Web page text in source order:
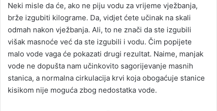
Neki misle da će, ako ne piju vodu za vrijeme vježbanja,
brže izgubiti kilograme. Da, vidjet ćete učinak na skali
odmah nakon vježbanja. Ali, to ne znači da ste izgubili
višak masnoće već da ste izgubili i vodu. Čim popijete
malo vode vaga će pokazati drugi rezultat. Naime, manjak
vode ne dopušta nam učinkovito sagorijevanje masnih
stanica, a normalna cirkulacija krvi koja obogaćuje stanice
kisikom nije moguća zbog nedostatka vode.